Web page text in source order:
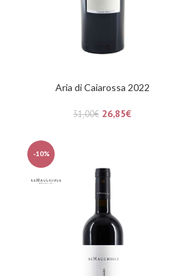
Aria di Caiarossa 2022
31,00€ 26,85€
-10%